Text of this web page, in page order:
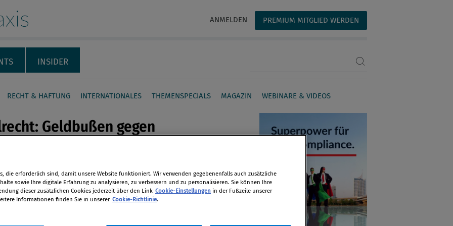
ANMELDEN PREMIUM MITGLIED WERDEN
INSIDER
RECHT & HAFTUNG INTERNATIONALES THEMENSPECIALS MAGAZIN WEBINARE & VIDEOS
Geldbußen gegen
Wettbewerbsabsprachen
aus St. Anton am
die erforderlich sind, damit unsere Website funktioniert. Wir verwenden gegebenenfalls auch zusätzliche
sowie Ihre digitale Erfahrung zu analysieren, zu verbessern und zu personalisieren. Sie können Ihre
dieser zusätzlichen Cookies jederzeit über den Link Cookie-Einstellungen in der Fußzeile unserer
Informationen finden Sie in unserer Cookie-Richtlinie.